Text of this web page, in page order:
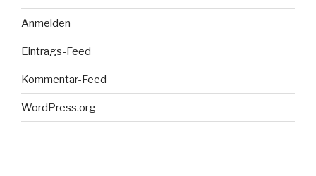
Anmelden
Eintrags-Feed
Kommentar-Feed
WordPress.org